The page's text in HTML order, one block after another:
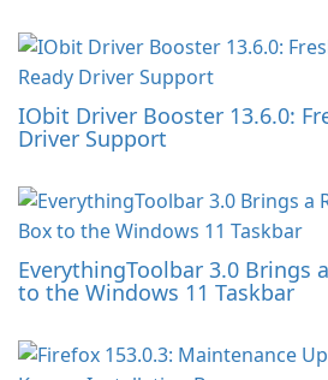
IObit Driver Booster 13.6.0:
Driver Support
EverythingToolbar 3.0 Brings
to the Windows 11 Taskbar